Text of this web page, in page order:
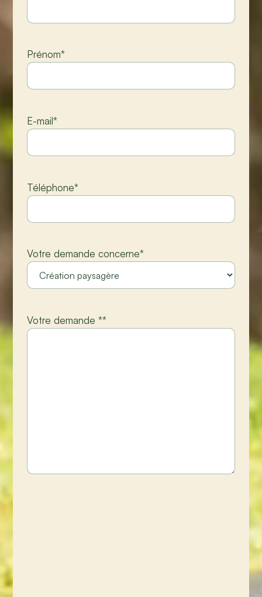
Prénom*
E-mail*
Téléphone*
Votre demande concerne*
Votre demande **